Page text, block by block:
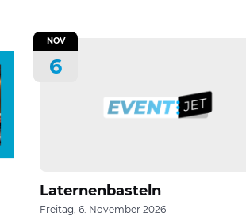
NOV
6
Laternenbasteln
Freitag, 6. November 2026